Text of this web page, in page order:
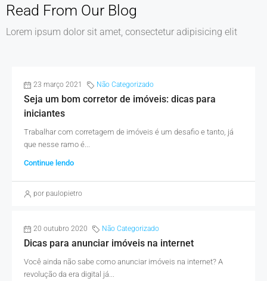
Read From Our Blog
Lorem ipsum dolor sit amet, consectetur adipisicing elit
23 março 2021 Não Categorizado
Seja um bom corretor de imóveis: dicas para
iniciantes
Trabalhar com corretagem de imóveis é um desafio e tanto, já
que nesse ramo é...
Continue lendo
por paulopietro
20 outubro 2020 Não Categorizado
Dicas para anunciar imóveis na internet
Você ainda não sabe como anunciar imóveis na internet? A
revolução da era digital já...